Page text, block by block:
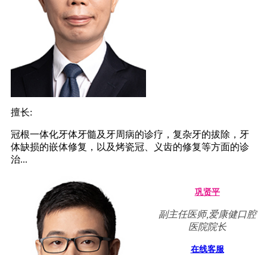
擅长:
冠根一体化牙体牙髓及牙周病的诊疗，复杂牙的拔除，牙
体缺损的嵌体修复，以及烤瓷冠、义齿的修复等方面的诊
治...
巩贤平
副主任医师,爱康健口腔
医院院长
在线客服